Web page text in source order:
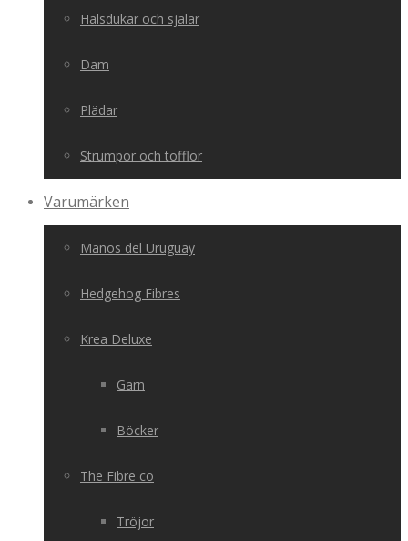
Halsdukar och sjalar
Dam
Plädar
Strumpor och tofflor
Varumärken
Manos del Uruguay
Hedgehog Fibres
Krea Deluxe
Garn
Böcker
The Fibre co
Tröjor